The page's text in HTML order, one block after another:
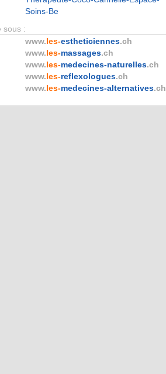
Soins-Be
sous :
www.les-estheticiennes.ch
www.les-massages.ch
www.les-medecines-naturelles.ch
www.les-reflexologues.ch
www.les-medecines-alternatives.ch